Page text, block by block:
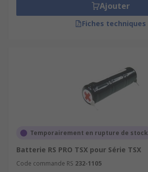
Ajouter
Fiches techniques
Temporairement en rupture de stock
Batterie RS PRO TSX pour Série TSX
Code commande RS 232-1105